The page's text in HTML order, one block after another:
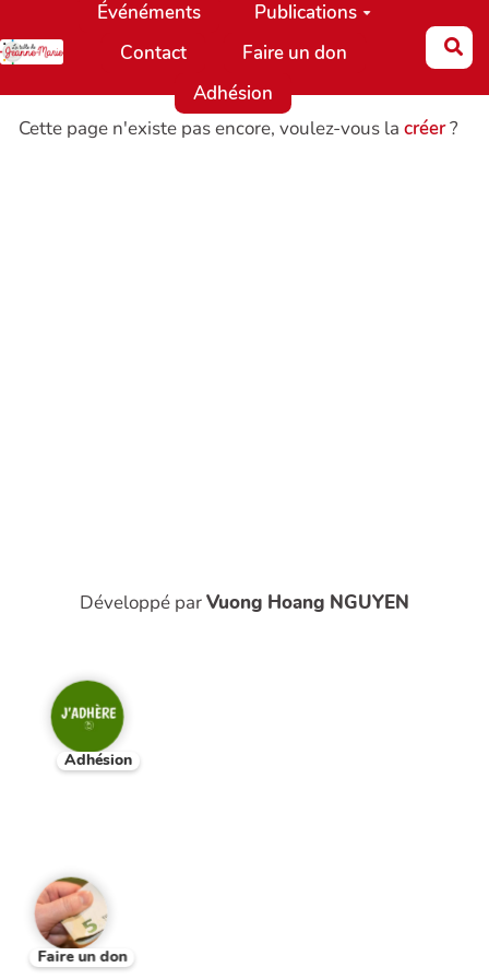
Aller au contenu principal
Événéments
Publications
Contact
Faire un don
Adhésion
Cette page n'existe pas encore, voulez-vous la créer?
Développé parVuong Hoang NGUYEN
Adhésion
Faire un don